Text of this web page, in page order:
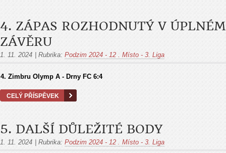
4. ZÁPAS ROZHODNUTÝ V ÚPLNÉM
ZÁVĚRU
1. 11. 2024 Rubrika: Podzim 2024 - 12 . Místo - 3. Liga
4. Zimbru Olymp A - Drny FC 6:4
CELÝ PŘÍSPĚVEK
5. DALŠÍ DŮLEŽITÉ BODY
1. 11. 2024 Rubrika: Podzim 2024 - 12 . Místo - 3. Liga